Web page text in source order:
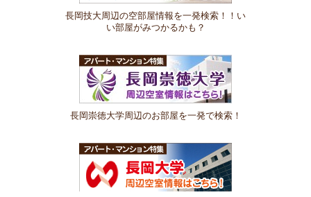
長岡技大周辺の空部屋情報を一発検索！！い
い部屋がみつかるかも？
長岡崇徳大学周辺のお部屋を一発で検索！